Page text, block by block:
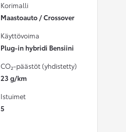
Korimalli
Maastoauto / Crossover
Käyttövoima
Plug-in hybridi Bensiini
CO₂-päästöt (yhdistetty)
23 g/km
Istuimet
5